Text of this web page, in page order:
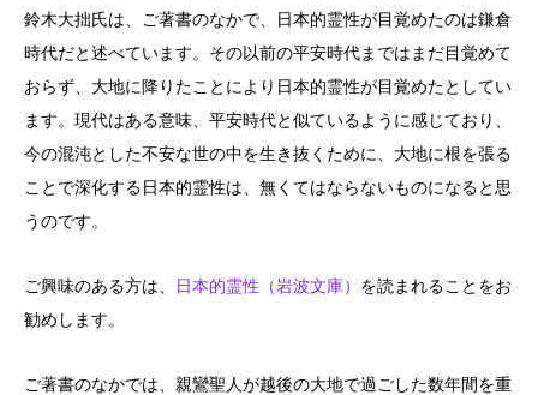
鈴木大拙氏は、ご著書のなかで、日本的霊性が目覚めたのは鎌倉
時代だと述べています。その以前の平安時代まではまだ目覚めて
おらず、大地に降りたことにより日本的霊性が目覚めたとしてい
ます。現代はある意味、平安時代と似ているように感じており、
今の混沌とした不安な世の中を生き抜くために、大地に根を張る
ことで深化する日本的霊性は、無くてはならないものになると思
うのです。
ご興味のある方は、 日本的霊性（岩波文庫） を読まれることをお
勧めします。
ご著書のなかでは、親鸞聖人が越後の大地で過ごした数年間を重